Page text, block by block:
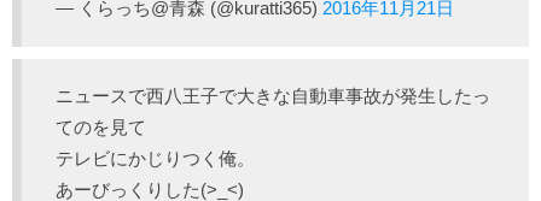
— くらっち@青森 (@kuratti365) 2016年11月21日
ニュースで西八王子で大きな自動車事故が発生したっ
てのを見て
テレビにかじりつく俺。
あーびっくりした(>_<)